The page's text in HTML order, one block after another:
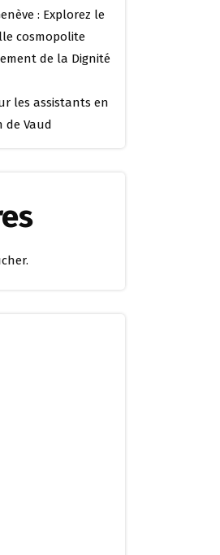
: Explorez le
cosmopolite
de la Dignité
les assistants en
de Vaud